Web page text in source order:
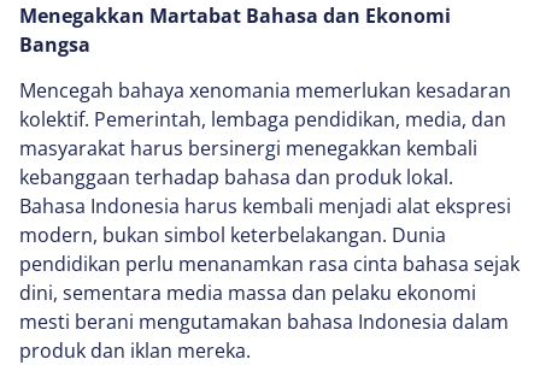
Menegakkan Martabat Bahasa dan Ekonomi
Bangsa
Mencegah bahaya xenomania memerlukan kesadaran
kolektif. Pemerintah, lembaga pendidikan, media, dan
masyarakat harus bersinergi menegakkan kembali
kebanggaan terhadap bahasa dan produk lokal.
Bahasa Indonesia harus kembali menjadi alat ekspresi
modern, bukan simbol keterbelakangan. Dunia
pendidikan perlu menanamkan rasa cinta bahasa sejak
dini, sementara media massa dan pelaku ekonomi
mesti berani mengutamakan bahasa Indonesia dalam
produk dan iklan mereka.